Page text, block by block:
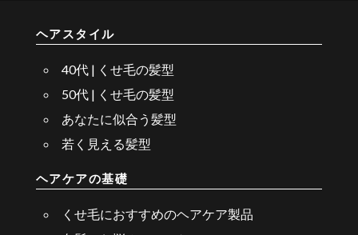
ヘアスタイル
40代 | くせ毛の髪型
50代 | くせ毛の髪型
あなたに似合う髪型
若く見える髪型
ヘアケアの基礎
くせ毛におすすめのヘアケア製品